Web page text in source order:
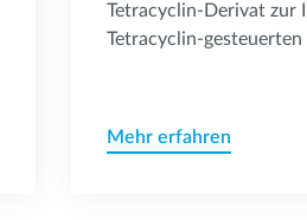
Tetracyclin-Derivat zur
Tetracyclin-
Mehr erfahren